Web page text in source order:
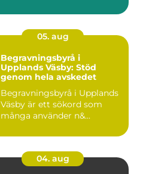
05. aug
Begravningsbyrå i
Upplands Väsby: Stöd
genom hela avskedet
Begravningsbyrå i Upplands
Väsby är ett sökord som
många använder n&...
04. aug